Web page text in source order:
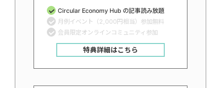
Circular Economy Hub の記事読み放題
月例イベント（2,000円相当）参加無料
会員限定オンラインコミュニティ参加
特典詳細はこちら